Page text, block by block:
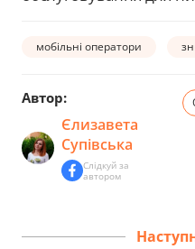
мобільні оператори
Автор:
Єлизавета
Супівська
Слідкуй за
автором